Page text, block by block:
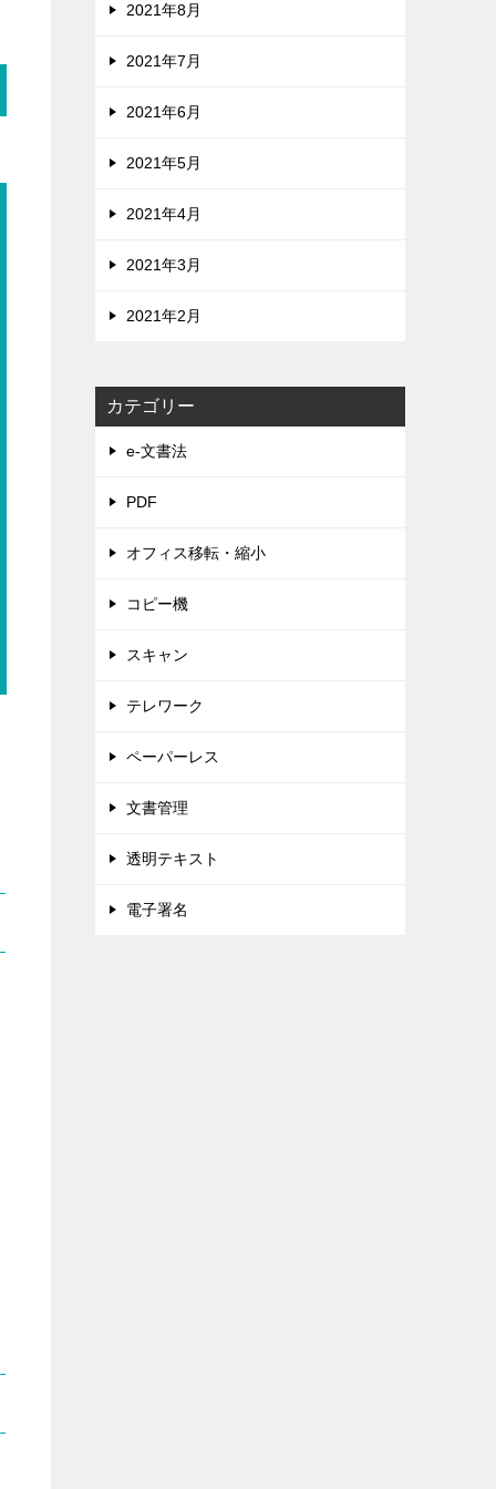
2021年8月
2021年7月
2021年6月
2021年5月
2021年4月
2021年3月
2021年2月
カテゴリー
e-文書法
PDF
オフィス移転・縮小
コピー機
スキャン
テレワーク
ペーパーレス
文書管理
透明テキスト
電子署名